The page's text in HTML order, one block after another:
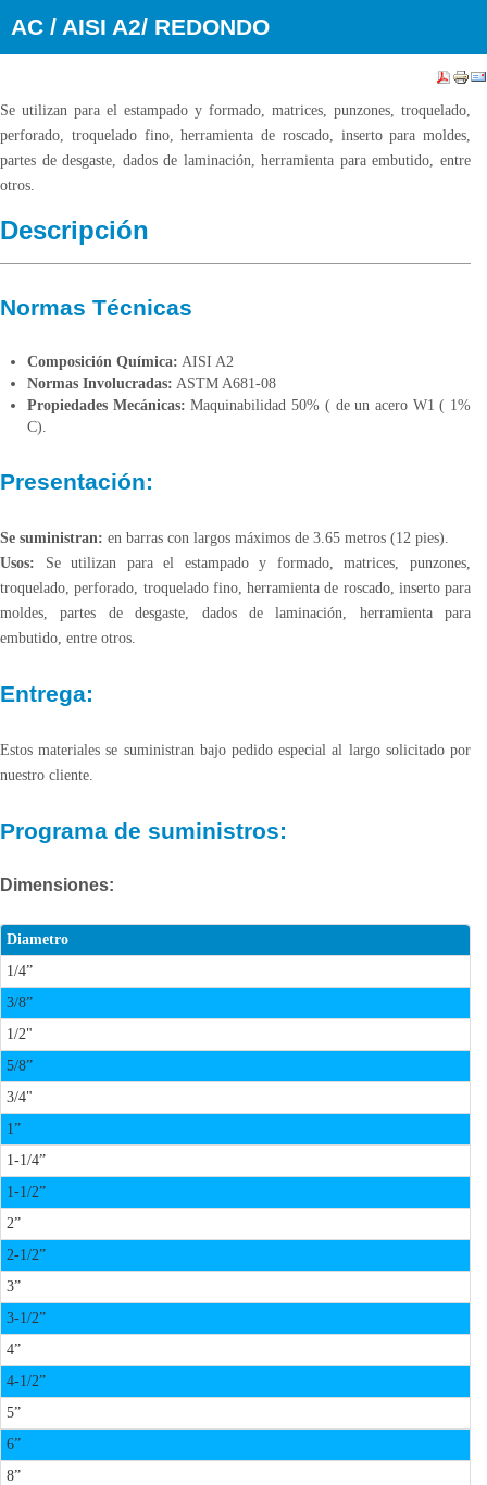
AC / AISI A2/ REDONDO
Se utilizan para el estampado y formado, matrices, punzones, troquelado,
perforado, troquelado fino, herramienta de roscado, inserto para moldes,
partes de desgaste, dados de laminación, herramienta para embutido, entre
otros.
Descripción
Normas Técnicas
Composición Química: AISI A2
Normas Involucradas: ASTM A681-08
Propiedades Mecánicas: Maquinabilidad 50% ( de un acero W1 ( 1%
C).
Presentación:
Se suministran: en barras con largos máximos de 3.65 metros (12 pies).
Usos: Se utilizan para el estampado y formado, matrices, punzones,
troquelado, perforado, troquelado fino, herramienta de roscado, inserto para
moldes, partes de desgaste, dados de laminación, herramienta para
embutido, entre otros.
Entrega:
Estos materiales se suministran bajo pedido especial al largo solicitado por
nuestro cliente.
Programa de suministros:
Dimensiones:
Diametro
1/4”
3/8”
1/2"
5/8”
3/4"
1”
1-1/4”
1-1/2”
2”
2-1/2”
3”
3-1/2”
4”
4-1/2”
5”
6”
8”